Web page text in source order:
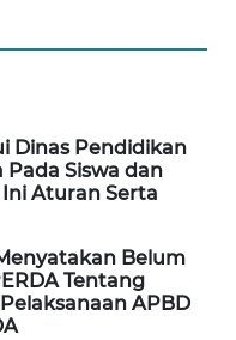
Dinas Pendidikan
Pada Siswa dan
Aturan Serta
Belum
Tentang
APBD